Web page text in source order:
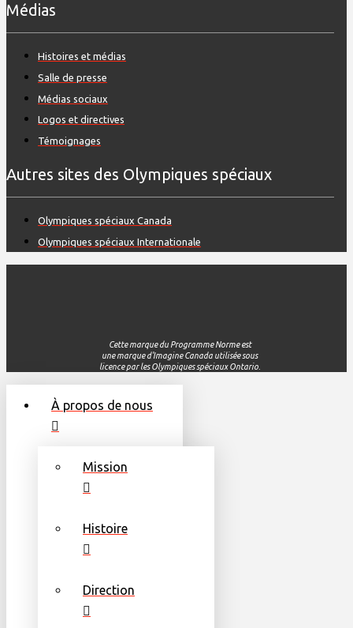
Médias
Histoires et médias
Salle de presse
Médias sociaux
Logos et directives
Témoignages
Autres sites des Olympiques spéciaux
Olympiques spéciaux Canada
Olympiques spéciaux Internationale
Cette marque du Programme Norme est
une marque d'Imagine Canada utiliséesous
licence par les Olympiquesspéciaux Ontario.
À propos de nous
Mission
Histoire
Direction